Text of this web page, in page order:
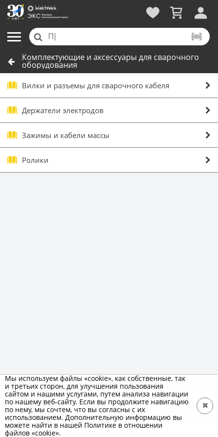
Комплектующие и аксессуары для сварочного
оборудования
Вилки и разъемы для сварочного кабеля
Держатели электродов
Зажимы и кабели массы
Ролики
Мы используем файлы «cookie», как собственные, так
и третьих сторон, для улучшения пользования
сайтом и нашими услугами, путем анализа навигации
по нашему веб-сайту. Если вы продолжите навигацию
по нему, мы сочтем, что вы согласны с их
использованием. Дополнительную информацию вы
можете найти в нашей Политике в отношении
файлов «cookie».
✖